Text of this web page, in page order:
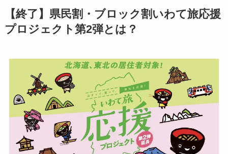
【終了】県民割・ブロック割いわて旅応援
プロジェクト第2弾とは？